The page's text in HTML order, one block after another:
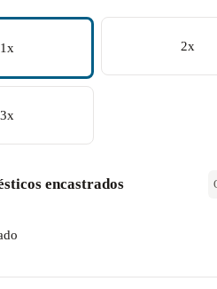
1x 2x
3x
encastrados